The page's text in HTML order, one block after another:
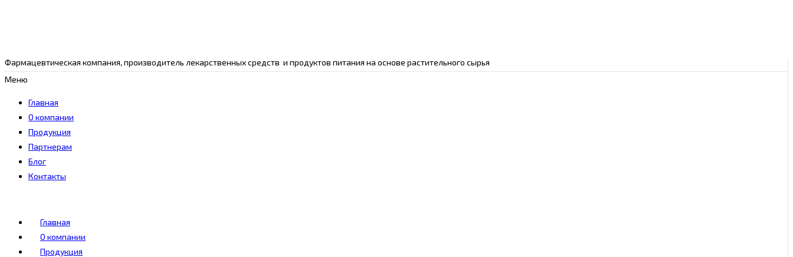
Фармацевтическая компания, производитель лекарственных средств и продуктов питания на основе растительного сырья
Меню
Главная
О компании
Продукция
Партнерам
Блог
Контакты
Главная
О компании
Продукция